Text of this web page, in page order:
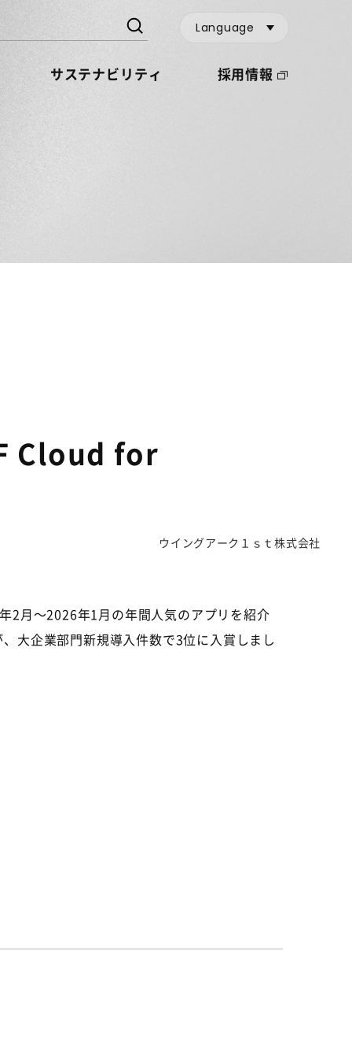
サステナビリティ 採用情報
Language
Cloud for
ウイングアーク１ｓｔ株式会社
年2月～2026年1月の年間人気のアプリを紹介
、大企業部門新規導入件数で3位に入賞しまし